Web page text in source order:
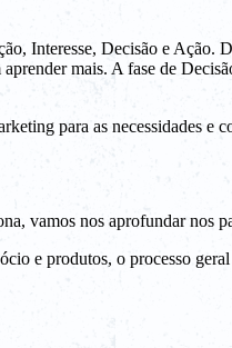
Interesse, Decisão e
mais. A fase de
para as necessidades e
vamos nos aprofundar nos
e produtos, o processo